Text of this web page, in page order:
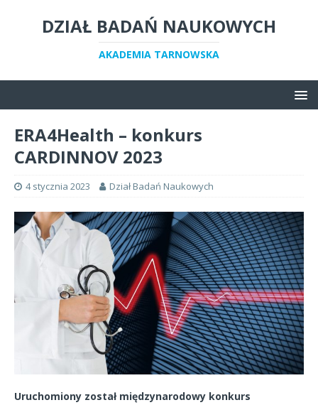
DZIAŁ BADAŃ NAUKOWYCH
AKADEMIA TARNOWSKA
ERA4Health – konkurs
CARDINNOV 2023
4 stycznia 2023 Dział Badań Naukowych
Uruchomiony został międzynarodowy konkurs